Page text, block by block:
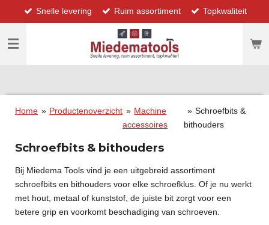
direct
naar
hoofdinhoud
Snelle levering Ruim assortiment Topkwaliteit
Home » Productenoverzicht » Machine
accessoires
» Schroefbits &
bithouders
Schroefbits & bithouders
Bij Miedema Tools vind je een uitgebreid assortiment
schroefbits en bithouders voor elke schroefklus. Of je nu werkt
met hout, metaal of kunststof, de juiste bit zorgt voor een
betere grip en voorkomt beschadiging van schroeven.